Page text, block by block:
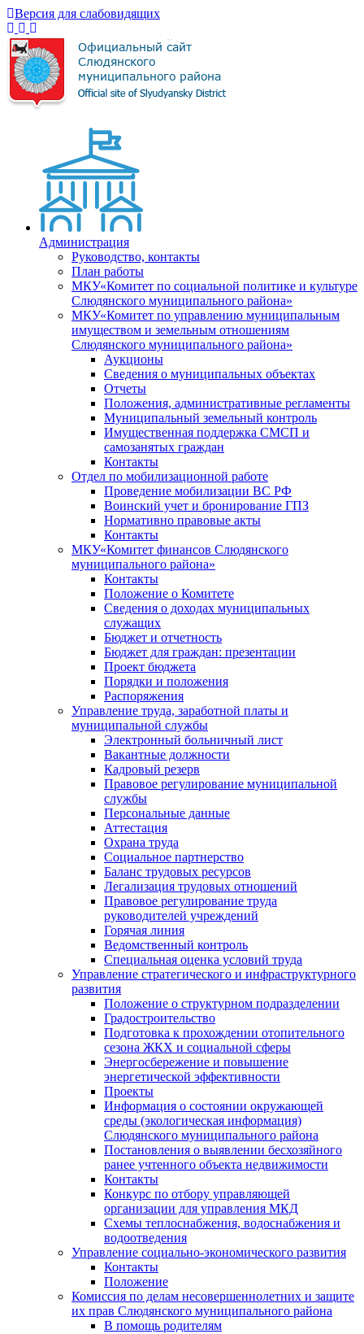
Версия для слабовидящих
Администрация
Руководство, контакты
План работы
МКУ«Комитет по социальной политике и культуре
Слюдянского муниципального района»
МКУ«Комитет по управлению муниципальным
имуществом и земельным отношениям
Слюдянского муниципального района»
Аукционы
Сведения о муниципальных объектах
Отчеты
Положения, административные регламенты
Муниципальный земельный контроль
Имущественная поддержка СМСП и
самозанятых граждан
Контакты
Отдел по мобилизационной работе
Проведение мобилизации ВС РФ
Воинский учет и бронирование ГПЗ
Нормативно правовые акты
Контакты
МКУ«Комитет финансов Слюдянского
муниципального района»
Контакты
Положение о Комитете
Сведения о доходах муниципальных
служащих
Бюджет и отчетность
Бюджет для граждан: презентации
Проект бюджета
Порядки и положения
Распоряжения
Управление труда, заработной платы и
муниципальной службы
Электронный больничный лист
Вакантные должности
Кадровый резерв
Правовое регулирование муниципальной
службы
Персональные данные
Аттестация
Охрана труда
Социальное партнерство
Баланс трудовых ресурсов
Легализация трудовых отношений
Правовое регулирование труда
руководителей учреждений
Горячая линия
Ведомственный контроль
Специальная оценка условий труда
Управление стратегического и инфраструктурного
развития
Положение о структурном подразделении
Градостроительство
Подготовка к прохождении отопительного
сезона ЖКХ и социальной сферы
Энергосбережение и повышение
энергетической эффективности
Проекты
Информация о состоянии окружающей
среды (экологическая информация)
Слюдянского муниципального района
Постановления о выявлении бесхозяйного
ранее учтенного объекта недвижимости
Контакты
Конкурс по отбору управляющей
организации для управления МКД
Схемы теплоснабжения, водоснабжения и
водоотведения
Управление социально-экономического развития
Контакты
Положение
Комиссия по делам несовершеннолетних и защите
их прав Слюдянского муниципального района
В помощь родителям